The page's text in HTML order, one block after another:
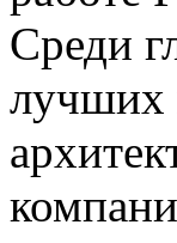
Среди
лучших